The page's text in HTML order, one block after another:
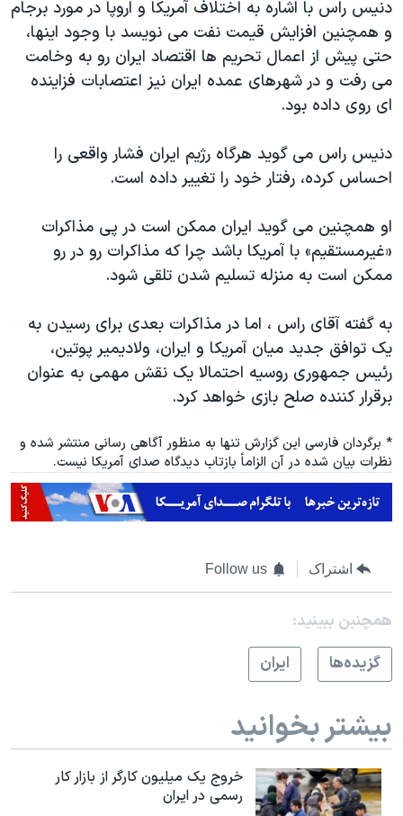
دنیس راس با اشاره به اختلاف آمریکا و اروپا در مورد برجام
و همچنین افزایش قیمت نفت می نویسد با وجود اینها،
حتی پیش از اعمال تحریم ها اقتصاد ایران رو به وخامت
می رفت و در شهرهای عمده ایران نیز اعتصابات فزاینده
ای روی داده بود.
دنیس راس می گوید هرگاه رژیم ایران فشار واقعی را
احساس کرده، رفتار خود را تغییر داده است.
او همچنین می گوید ایران ممکن است در پی مذاکرات
«غیرمستقیم» با آمریکا باشد چرا که مذاکرات رو در رو
ممکن است به منزله تسلیم شدن تلقی شود.
به گفته آقای راس ، اما در مذاکرات بعدی برای رسیدن به
یک توافق جدید میان آمریکا و ایران، ولادیمیر پوتین،
رئیس جمهوری روسیه احتمالا یک نقش مهمی به عنوان
برقرار کننده صلح بازی خواهد کرد.
* برگردان فارسی این گزارش تنها به منظور آگاهی رسانی منتشر شده و
نظرات بیان شده در آن الزاماً بازتاب دیدگاه صدای آمریکا نیست.
اشتراک Follow us
همچنبن ببینید:
گزيده‌ها
ايران
بیشتر بخوانید
خروج یک میلیون کارگر از بازار کار
رسمی در ایران